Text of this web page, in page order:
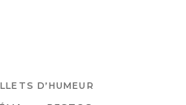
D’HUMEUR